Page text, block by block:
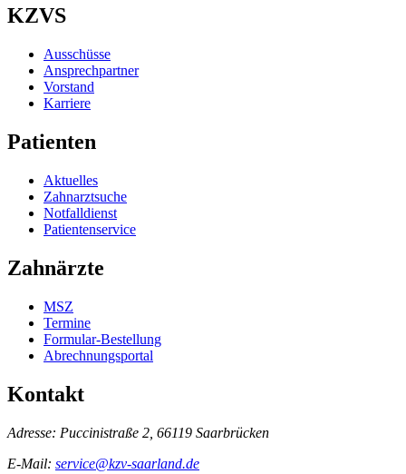
KZVS
Ausschüsse
Ansprechpartner
Vorstand
Karriere
Patienten
Aktuelles
Zahnarztsuche
Notfalldienst
Patientenservice
Zahnärzte
MSZ
Termine
Formular-Bestellung
Abrechnungsportal
Kontakt
Adresse: Puccinistraße 2, 66119 Saarbrücken
E-Mail: service@kzv-saarland.de